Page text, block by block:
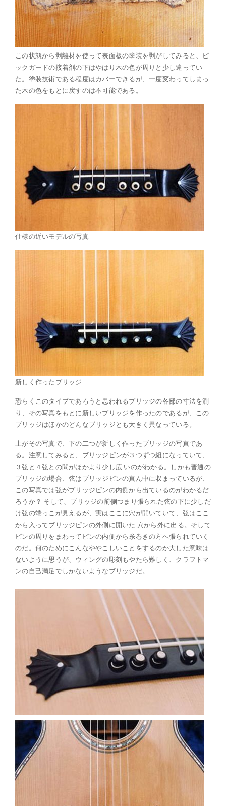
この状態から剥離材を使って表面板の塗装を剥がしてみると、ピ
ックガードの接着剤の下はやはり木の色が周りと少し違ってい
た。塗装技術である程度はカバーできるが、一度変わってしまっ
た木の色をもとに戻すのは不可能である。
仕様の近いモデルの写真
新しく作ったブリッジ
恐らくこのタイプであろうと思われるブリッジの各部の寸法を測
り、その写真をもとに新しいブリッジを作ったのであるが、この
ブリッジはほかのどんなブリッジとも大きく異なっている。
上がその写真で、下の二つが新しく作ったブリッジの写真であ
る。注意してみると、ブリッジピンが３つずつ組になっていて、
３弦と４弦との間がほかより少し広 いのがわかる。しかも普通の
ブリッジの場合、弦はブリッジピンの真ん中に収まっているが、
この写真では弦がブリッジピンの内側から出ているのがわかるだ
ろうか？ そして、ブリッジの前側つまり張られた弦の下に少しだ
け弦の端っこが見えるが、実はここに穴が開いていて、弦はここ
から入ってブリッジピンの外側に開いた 穴から外に出る。そして
ピンの周りをまわってピンの内側から糸巻きの方へ張られていく
のだ。何のためにこんなややこしいことをするのか大した意味は
ないように思うが、ウィングの彫刻もやたら難しく、クラフトマ
ンの自己満足でしかないようなブリッジだ。